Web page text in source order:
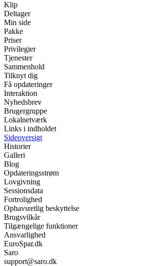
Klip
Deltager
Min side
Pakke
Priser
Privilegier
Tjenester
Sammenhold
Tilknyt dig
Få opdateringer
Interaktion
Nyhedsbrev
Brugergruppe
Lokalnetværk
Links i indholdet
Sideoversigt
Historier
Galleri
Blog
Opdateringsstrøm
Lovgivning
Sessionsdata
Fortrolighed
Ophavsretlig beskyttelse
Brugsvilkår
Tilgængelige funktioner
Ansvarlighed
EuroSpar.dk
Saro
support@saro.dk